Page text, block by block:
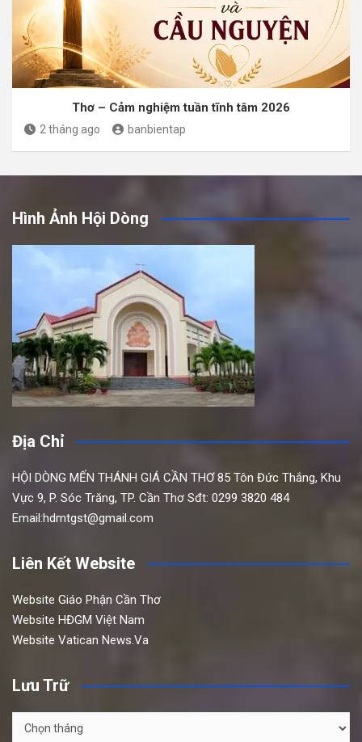
Thơ – Cảm nghiệm tuần tĩnh tâm 2026
2 tháng ago banbientap
Hình Ảnh Hội Dòng
Địa Chỉ
HỘI DÒNG MẾN THÁNH GIÁ CẦN THƠ 85 Tôn Đức Thắng, Khu
Vực 9, P. Sóc Trăng, TP. Cần Thơ Sđt: 0299 3820 484
Email:hdmtgst@gmail.com
Liên Kết Website
Website Giáo Phận Cần Thơ
Website HĐGM Việt Nam
Website Vatican News.Va
Lưu Trữ
Lưu